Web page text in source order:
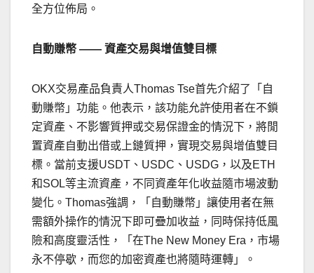
全方位佈局。
自動賺幣 —— 資產交易與增值雙目標
OKX交易產品負責人Thomas Tse首先介紹了「自
動賺幣」功能。他表示，該功能允許使用者在不鎖
定資產、不影響質押或交易保證金的情況下，將閒
置資產自動出借或上鏈質押，實現交易與增值雙目
標。當前支援USDT、USDC、USDG，以及ETH
和SOL等主流資產，不同資產年化收益隨市場波動
變化。Thomas強調，「自動賺幣」讓使用者在無
需額外操作的情況下即可疊加收益，同時保持低風
險和高度靈活性，「在The New Money Era，市場
永不停歇，而您的加密資產也將隨時運轉」。